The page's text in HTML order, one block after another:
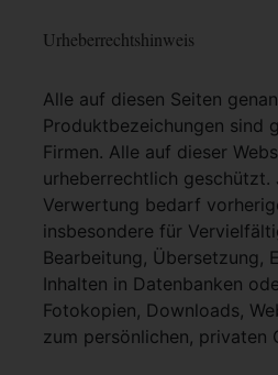
Urheberrechtshinweis
Alle auf diesen Seiten
Produktbezeichungen sind
Firmen. Alle auf dieser
urheberrechtlich
Verwertung bedarf
insbesondere für
Bearbeitung, Übersetzung,
Inhalten in Datenbanken
Fotokopien, Downloads,
zum persönlichen, privaten